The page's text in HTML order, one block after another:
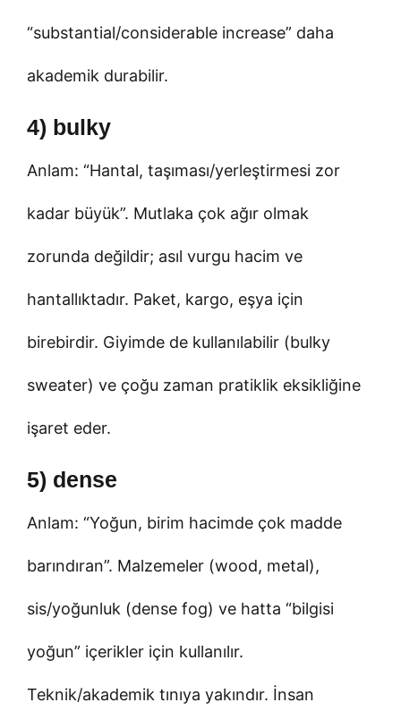
“substantial/considerable increase” daha
akademik durabilir.
4) bulky
Anlam: “Hantal, taşıması/yerleştirmesi zor
kadar büyük”. Mutlaka çok ağır olmak
zorunda değildir; asıl vurgu hacim ve
hantallıktadır. Paket, kargo, eşya için
birebirdir. Giyimde de kullanılabilir (bulky
sweater) ve çoğu zaman pratiklik eksikliğine
işaret eder.
5) dense
Anlam: “Yoğun, birim hacimde çok madde
barındıran”. Malzemeler (wood, metal),
sis/yoğunluk (dense fog) ve hatta “bilgisi
yoğun” içerikler için kullanılır.
Teknik/akademik tınıya yakındır. İnsan